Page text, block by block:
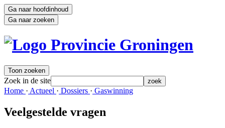
Ga naar hoofdinhoud
Ga naar zoeken
Toon zoeken
Zoek in de site zoek
Home · Actueel · Dossiers · Gaswinning
Veelgestelde vragen